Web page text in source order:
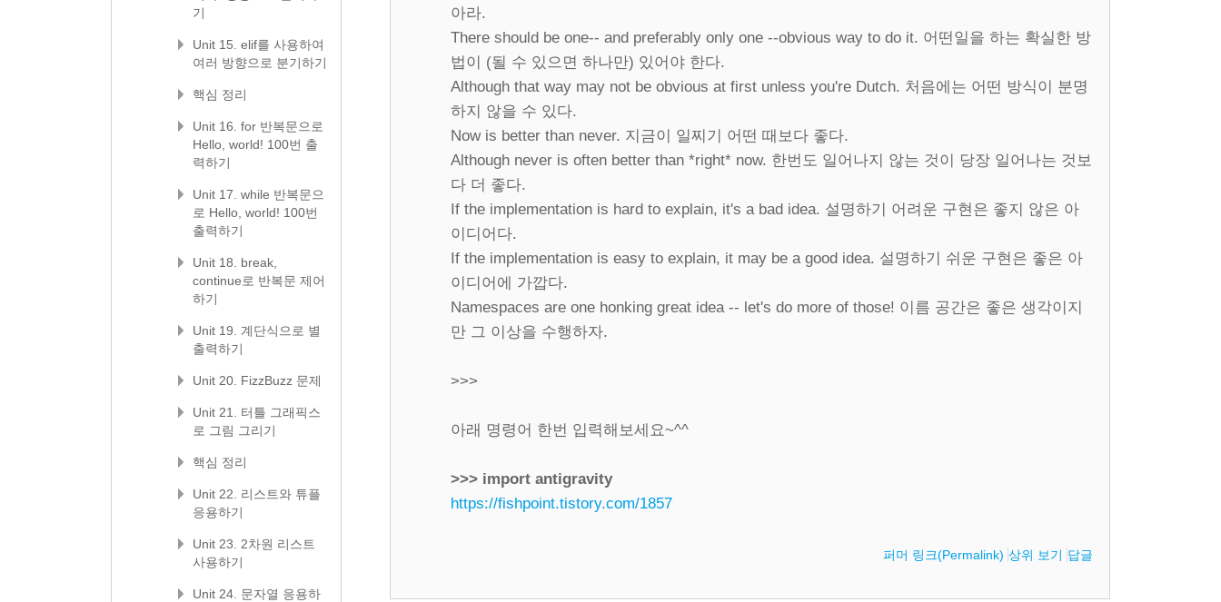
아라.
There should be one-- and preferably only one --obvious way to do it. 어떤일을 하는 확실한 방
법이 (될 수 있으면 하나만) 있어야 한다.
Although that way may not be obvious at first unless you're Dutch. 처음에는 어떤 방식이 분명
하지 않을 수 있다.
Now is better than never. 지금이 일찌기 어떤 때보다 좋다.
Although never is often better than *right* now. 한번도 일어나지 않는 것이 당장 일어나는 것보
다 더 좋다.
If the implementation is hard to explain, it's a bad idea. 설명하기 어려운 구현은 좋지 않은 아
이디어다.
If the implementation is easy to explain, it may be a good idea. 설명하기 쉬운 구현은 좋은 아
이디어에 가깝다.
Namespaces are one honking great idea -- let's do more of those! 이름 공간은 좋은 생각이지
만 그 이상을 수행하자.
>>>
아래 명령어 한번 입력해보세요~^^
>>> import antigravity
https://fishpoint.tistory.com/1857
퍼머 링크(Permalink) 상위 보기 답글
기
Unit 15. elif를 사용하여
여러 방향으로 분기하기
핵심 정리
Unit 16. for 반복문으로
Hello, world! 100번 출
력하기
Unit 17. while 반복문으
로 Hello, world! 100번
출력하기
Unit 18. break,
continue로 반복문 제어
하기
Unit 19. 계단식으로 별
출력하기
Unit 20. FizzBuzz 문제
Unit 21. 터틀 그래픽스
로 그림 그리기
핵심 정리
Unit 22. 리스트와 튜플
응용하기
Unit 23. 2차원 리스트
사용하기
Unit 24. 문자열 응용하